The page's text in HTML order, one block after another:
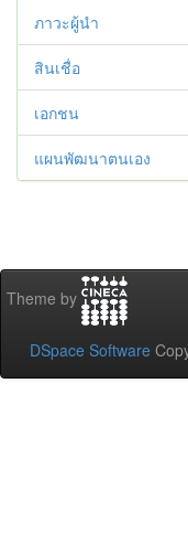
ภาวะผู้นำ
สินเชื่อ
เอกชน
แผนพัฒนาตนเอง
Theme by
DSpace Software